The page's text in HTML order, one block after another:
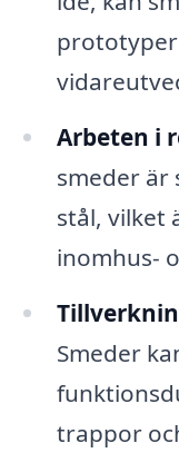
Arbeten i
smeder är
stål, vilket
inomhus-
Smeder
trappor